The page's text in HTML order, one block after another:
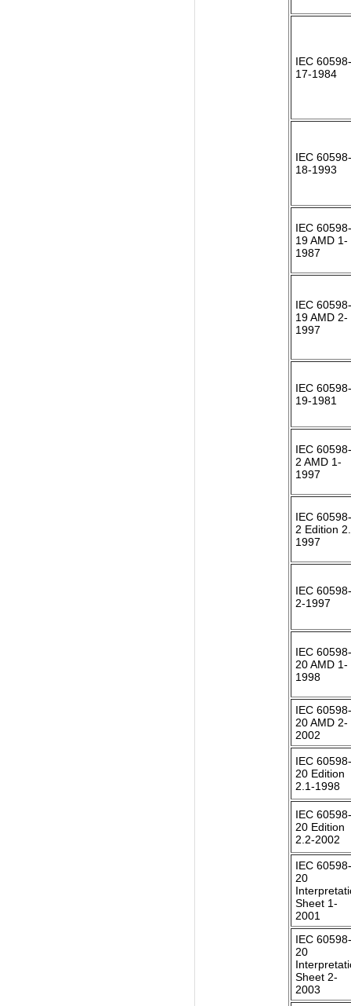
IEC
17-1984
IEC
18-1993
IEC
19 AMD 1-
1987
IEC
19 AMD 2-
1997
IEC
19-1981
IEC
2 AMD 1-
1997
IEC
2 Edition
1997
IEC
2-1997
IEC
20 AMD 1-
1998
IEC
20 AMD 2-
2002
IEC
20 Edition
2.1-1998
IEC
20 Edition
2.2-2002
IEC
20
Sheet 1-
2001
IEC
20
Sheet 2-
2003